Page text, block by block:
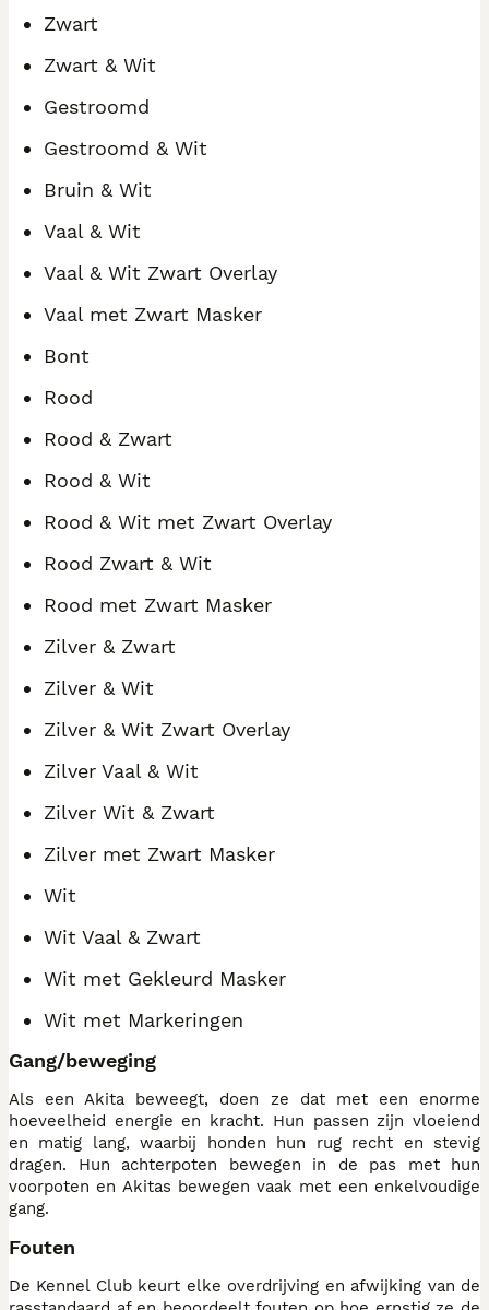
Zwart
Zwart & Wit
Gestroomd
Gestroomd & Wit
Bruin & Wit
Vaal & Wit
Vaal & Wit Zwart Overlay
Vaal met Zwart Masker
Bont
Rood
Rood & Zwart
Rood & Wit
Rood & Wit met Zwart Overlay
Rood Zwart & Wit
Rood met Zwart Masker
Zilver & Zwart
Zilver & Wit
Zilver & Wit Zwart Overlay
Zilver Vaal & Wit
Zilver Wit & Zwart
Zilver met Zwart Masker
Wit
Wit Vaal & Zwart
Wit met Gekleurd Masker
Wit met Markeringen
Gang/beweging
Als een Akita beweegt, doen ze dat met een enorme
hoeveelheid energie en kracht. Hun passen zijn vloeiend
en matig lang, waarbij honden hun rug recht en stevig
dragen. Hun achterpoten bewegen in de pas met hun
voorpoten en Akitas bewegen vaak met een enkelvoudige
gang.
Fouten
De Kennel Club keurt elke overdrijving en afwijking van de